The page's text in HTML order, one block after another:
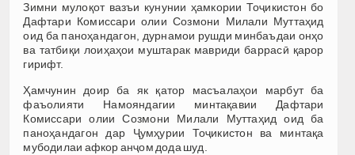
Зимни мулоқот вазъи кунунии ҳамкории Тоҷикистон бо
Дафтари Комиссари олии Созмони Милали Муттаҳид
оид ба паноҳандагон, дурнамои рушди минбаъдаи онҳо
ва татбиқи лоиҳаҳои муштарак мавриди баррасӣ қарор
гирифт.
Ҳамчунин доир ба як қатор масъалаҳои марбут ба
фаъолияти Намояндагии минтақавии Дафтари
Комиссари олии Созмони Милали Муттаҳид оид ба
паноҳандагон дар Ҷумҳурии Тоҷикистон ва минтақа
мубодилаи афкор анҷом дода шуд.